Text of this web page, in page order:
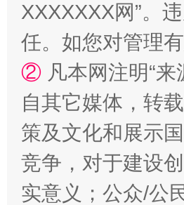
扯下公款旅游的“隐身衣”
XXXXXXX网”。
任。如您对管理
② 凡本网注明“
自其它媒体，转
策及文化和展示
竞争，对于建设
实意义；公众/公